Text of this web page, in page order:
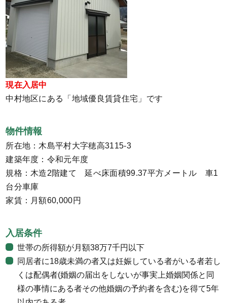
現在入居中
中村地区にある「地域優良賃貸住宅」です
物件情報
所在地：木島平村大字穂高3115-3
建築年度：令和元年度
規格：木造2階建て 延べ床面積99.37平方メートル 車1
台分車庫
家賃：月額60,000円
入居条件
世帯の所得額が月額38万7千円以下
同居者に18歳未満の者又は妊娠している者がいる者若し
くは配偶者(婚姻の届出をしないが事実上婚姻関係と同
様の事情にある者その他婚姻の予約者を含む)を得て5年